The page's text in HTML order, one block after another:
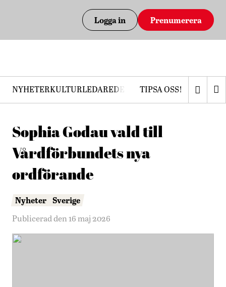
Logga in Prenumerera
NYHETERKULTURLEDAREDEBATTPRENUMERERA
TIPSA OSS!
Sophia Godau vald till
Vårdförbundets nya
ordförande
Nyheter Sverige
Publicerad den 16 maj 2026